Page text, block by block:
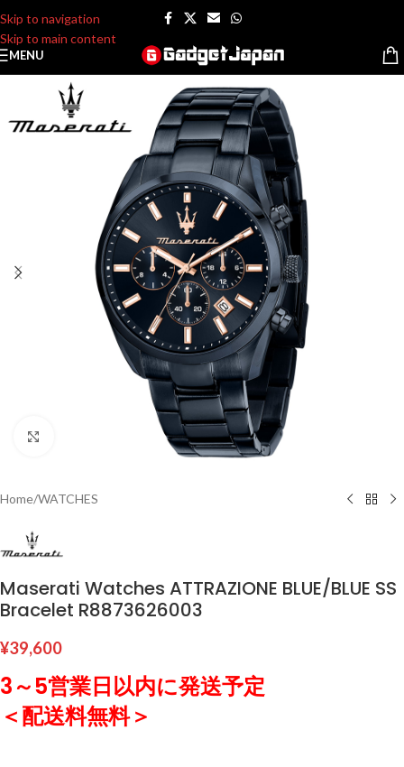
Skip to navigation
Skip to main content
MENU
Home/WATCHES
Maserati Watches ATTRAZIONE BLUE/BLUE SS
Bracelet R8873626003
¥39,600
3～5営業日以内に発送予定
＜配送料無料＞